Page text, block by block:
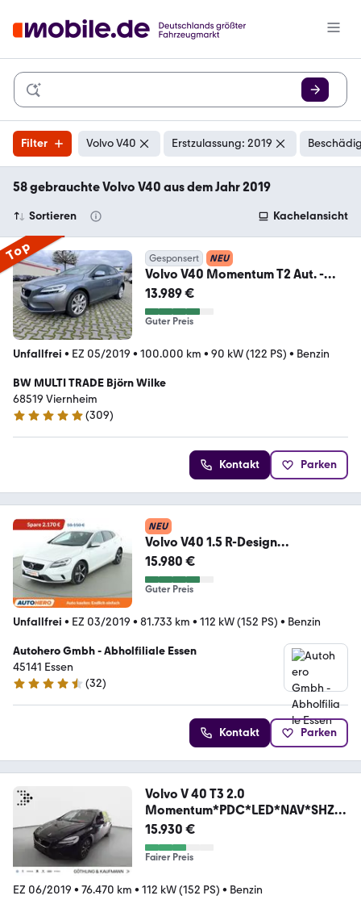
Filter Volvo V40 Erstzulassung: 2019
58 gebrauchte Volvo V40 aus dem Jahr 2019
Sortieren Kachelansicht
Top Gesponsert NEU
Volvo V40 Momentum T2 Aut. -
NAVI + LED + AHK
13.989 €
Guter Preis
Unfallfrei • EZ 05/2019 • 100.000 km • 90 kW (122 PS) • Benzin
BW MULTI TRADE Björn Wilke
68519 Viernheim
4.9 Sterne
(309)
Kontakt Parken
NEU
Volvo V40 1.5 R-Design
Aut.*NAV*TEMP*CAM*PDC*SHZ*
ALU*
15.980 €
Guter Preis
Unfallfrei • EZ 03/2019 • 81.733 km • 112 kW (152 PS) • Benzin
Autohero Gmbh - Abholfiliale Essen
45141 Essen
4.7 Sterne
(32)
Kontakt Parken
Volvo V 40 T3 2.0
Momentum*PDC*LED*NAV*SHZ*
USB*
15.930 €
Fairer Preis
EZ 06/2019 • 76.470 km • 112 kW (152 PS) • Benzin